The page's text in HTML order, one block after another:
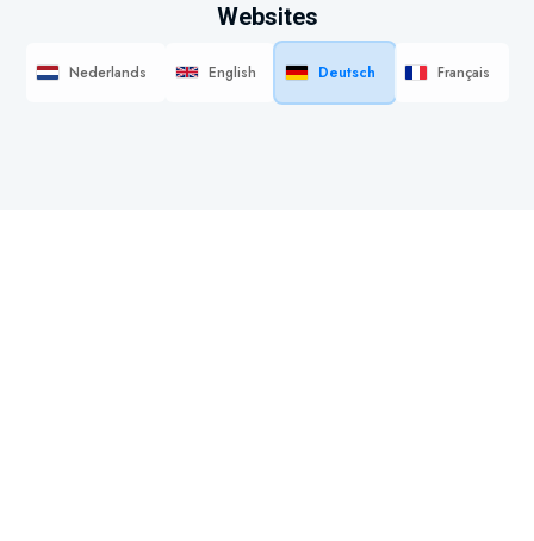
Websites
Nederlands English Deutsch Français